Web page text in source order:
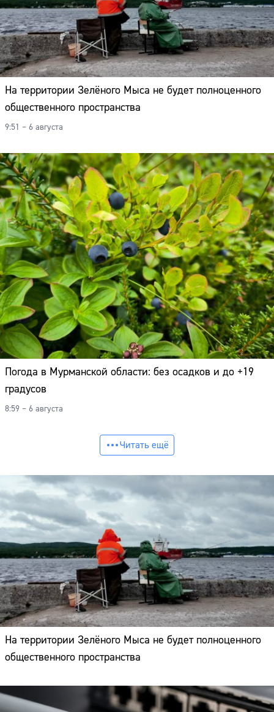
На территории Зелёного Мыса не будет полноценного
общественного пространства
9:51 – 6 августа
Погода в Мурманской области: без осадков и до +19
градусов
8:59 – 6 августа
Читать ещё
На территории Зелёного Мыса не будет полноценного
общественного пространства